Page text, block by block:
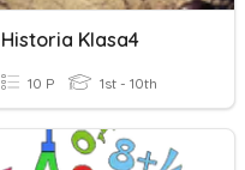
Historia Klasa4
10 P 1st - 10th